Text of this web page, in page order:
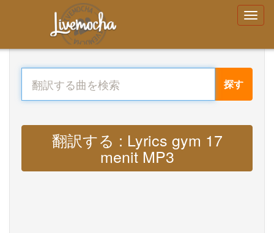
探す
翻訳する : Lyrics gym 17
menit MP3